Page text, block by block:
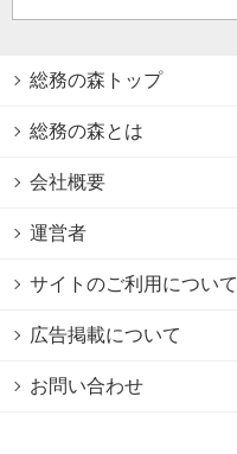
総務の森トップ
総務の森とは
会社概要
運営者
サイトのご利用について
広告掲載について
お問い合わせ